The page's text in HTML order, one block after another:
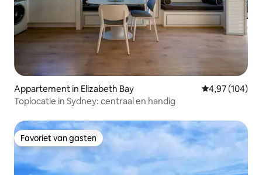
Appartement in Elizabeth Bay Gemiddelde
4,97 (104)
Toplocatie in Sydney: centraal en handig
Favoriet van gasten
Favoriet van gasten